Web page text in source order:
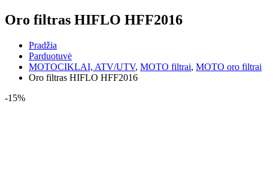
Oro filtras HIFLO HFF2016
Pradžia
Parduotuvė
MOTOCIKLAI, ATV/UTV, MOTO filtrai, MOTO oro filtrai
Oro filtras HIFLO HFF2016
-15%